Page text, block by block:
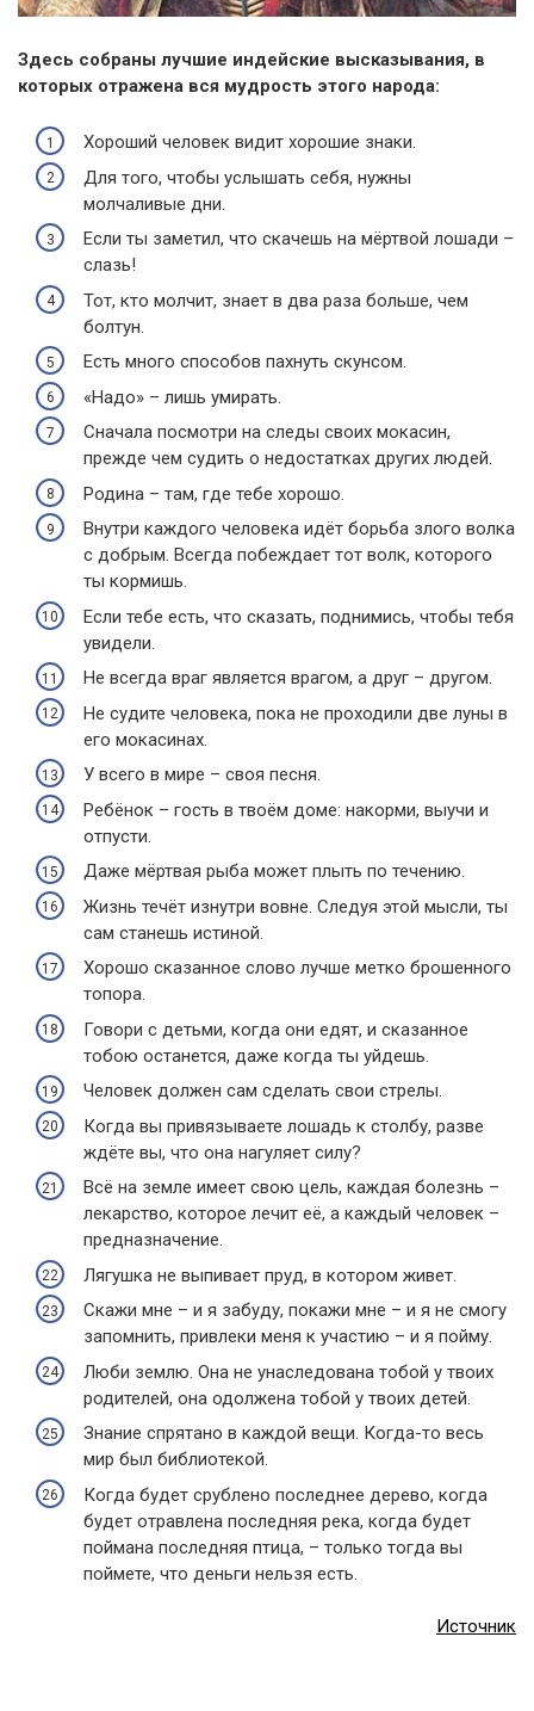
Здесь собраны лучшие индейские высказывания, в
которых отражена вся мудрость этого народа:
Хороший человек видит хорошие знаки.
Для того, чтобы услышать себя, нужны
молчаливые дни.
Если ты заметил, что скачешь на мёртвой лошади –
слазь!
Тот, кто молчит, знает в два раза больше, чем
болтун.
Есть много способов пахнуть скунсом.
«Надо» – лишь умирать.
Сначала посмотри на следы своих мокасин,
прежде чем судить о недостатках других людей.
Родина – там, где тебе хорошо.
Внутри каждого человека идёт борьба злого волка
с добрым. Всегда побеждает тот волк, которого
ты кормишь.
Если тебе есть, что сказать, поднимись, чтобы тебя
увидели.
Не всегда враг является врагом, а друг – другом.
Не судите человека, пока не проходили две луны в
его мокасинах.
У всего в мире – своя песня.
Ребёнок – гость в твоём доме: накорми, выучи и
отпусти.
Даже мёртвая рыба может плыть по течению.
Жизнь течёт изнутри вовне. Следуя этой мысли, ты
сам станешь истиной.
Хорошо сказанное слово лучше метко брошенного
топора.
Говори с детьми, когда они едят, и сказанное
тобою останется, даже когда ты уйдешь.
Человек должен сам сделать свои стрелы.
Когда вы привязываете лошадь к столбу, разве
ждёте вы, что она нагуляет силу?
Всё на земле имеет свою цель, каждая болезнь –
лекарство, которое лечит её, а каждый человек –
предназначение.
Лягушка не выпивает пруд, в котором живет.
Скажи мне – и я забуду, покажи мне – и я не смогу
запомнить, привлеки меня к участию – и я пойму.
Люби землю. Она не унаследована тобой у твоих
родителей, она одолжена тобой у твоих детей.
Знание спрятано в каждой вещи. Когда-то весь
мир был библиотекой.
Когда будет срублено последнее дерево, когда
будет отравлена последняя река, когда будет
поймана последняя птица, – только тогда вы
поймете, что деньги нельзя есть.
Источник